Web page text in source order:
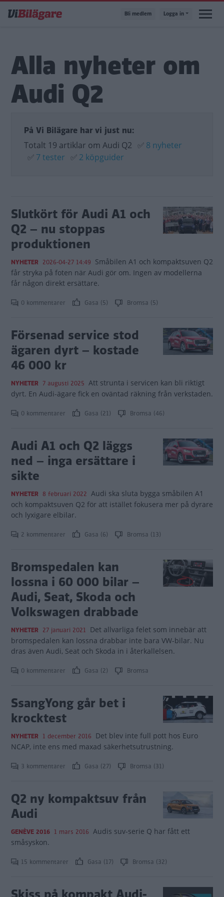
till
Bli medlem Logga in
Alla nyheter om
Audi Q2
På Vi Bilägare har vi just nu:
Totalt 19 artiklar om Audi Q2 ✅ 8 nyheter
✅ 7 tester ✅ 2 köpguider
Slutkört för Audi A1 och
Q2 – nu stoppas
produktionen
NYHETER 2026-04-27 14:49 Småbilen A1 och kompaktsuven Q2
får stryka på foten när Audi gör om. Ingen av modellerna
får någon direkt ersättare.
0 kommentarer Gasa (5) Bromsa (5)
Försenad service stod
ägaren dyrt – kostade
46 000 kr
NYHETER 7 augusti 2025 Att strunta i servicen kan bli riktigt
dyrt. En Audi-ägare fick en oväntad räkning från verkstaden.
0 kommentarer Gasa (21) Bromsa (46)
Audi A1 och Q2 läggs
ned – inga ersättare i
sikte
NYHETER 8 februari 2022 Audi ska sluta bygga småbilen A1
och kompaktsuven Q2 för att istället fokusera mer på dyrare
och lyxigare elbilar.
2 kommentarer Gasa (6) Bromsa (13)
Bromspedalen kan
lossna i 60 000 bilar –
Audi, Seat, Skoda och
Volkswagen drabbade
NYHETER 27 januari 2021 Det allvarliga felet som innebär att
bromspedalen kan lossna drabbar inte bara VW-bilar. Nu
dras även Audi, Seat och Skoda in i återkallelsen.
0 kommentarer Gasa (2) Bromsa
SsangYong går bet i
krocktest
NYHETER 1 december 2016 Det blev inte full pott hos Euro
NCAP, inte ens med maxad säkerhetsutrustning.
3 kommentarer Gasa (27) Bromsa (31)
Q2 ny kompaktsuv från
Audi
GENÈVE 2016 1 mars 2016 Audis suv-serie Q har fått ett
småsyskon.
15 kommentarer Gasa (17) Bromsa (32)